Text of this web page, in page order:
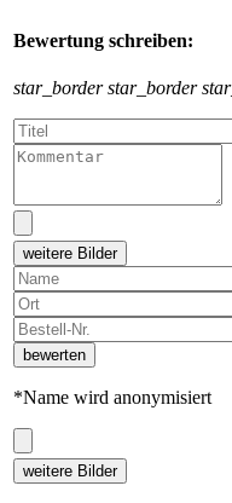
Bewertung schreiben:
star_border star_border
weitere Bilder
bewerten
*Name wird anonymisiert
weitere Bilder